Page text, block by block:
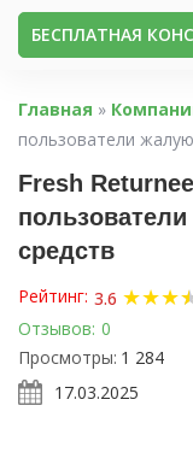
БЕСПЛАТНАЯ
Главная »
пользователи
Fresh
средств
Рейтинг: 3.6 ★★★
Отзывов: 0
Просмотры: 1 284
17.03.2025